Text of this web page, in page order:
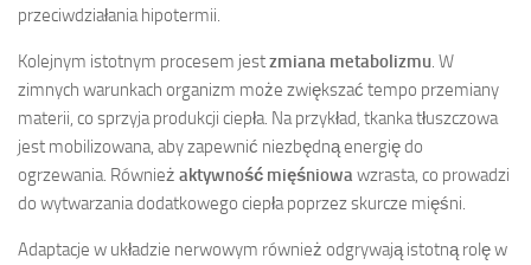
przeciwdziałania hipotermii.
Kolejnym istotnym procesem jestzmiana metabolizmu. W
zimnych warunkach organizm może zwiększać tempo przemiany
materii, co sprzyja produkcji ciepła. Na przykład, tkanka tłuszczowa
jest mobilizowana, aby zapewnić niezbędną energię do
ogrzewania. Również aktywność mięśniowawzrasta, co prowadzi
do wytwarzania dodatkowego ciepła poprzez skurcze mięśni.
Adaptacje w układzie nerwowym również odgrywają istotną rolę w